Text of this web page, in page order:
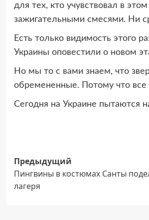
для тех, кто учувствовал в
зажигательными смесями. Ни
Есть только видимость этого
Украины оповестили о новом
Но мы то с вами знаем, что
обремененные. Потому что все
Сегодня на Украине пытаются
Навигация
записи
Предыдущий
Пингвины в костюмах Санты
лагеря